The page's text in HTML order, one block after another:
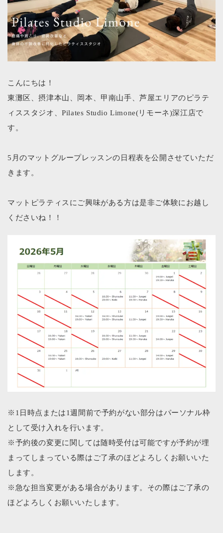
こんにちは！
東灘区、摂津本山、岡本、甲南山手、芦屋エリアのピラテ
ィススタジオ、Pilates Studio Limone(リモーネ)深江店で
す。
5月のマットグループレッスンの日程表を公開させていただ
きます。
マットピラティスにご興味がある方は是非ご体験にお越し
くださいね！！
※1日時点または1週間前で予約がない部分はパーソナル枠
として受け入れを行います。
※予約後の変更に関しては随時受付は可能ですが予約が埋
まってしまっている際はご了承のほどよろしくお願いいた
します。
※急な担当変更がある場合があります。その際はご了承の
ほどよろしくお願いいたします。